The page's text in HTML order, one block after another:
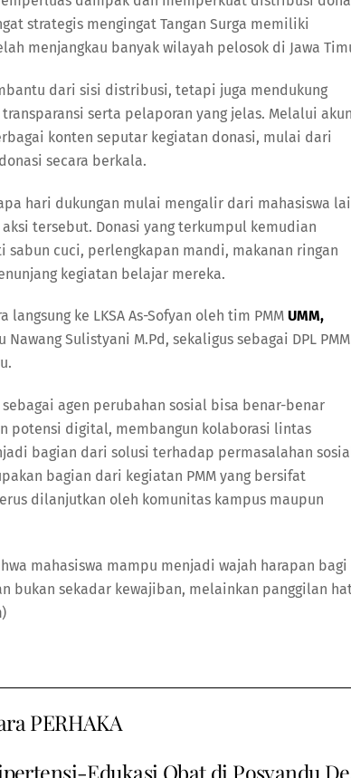
strategis mengingat Tangan Surga memiliki
menjangkau banyak wilayah pelosok di Jawa
dari sisi distribusi, tetapi juga mendukung
serta pelaporan yang jelas. Melalui akun
konten seputar kegiatan donasi, mulai dari
secara berkala.
hari dukungan mulai mengalir dari mahasiswa
tersebut. Donasi yang terkumpul kemudian
cuci, perlengkapan mandi, makanan ringan
kegiatan belajar mereka.
ke LKSA As-Sofyan oleh tim PMM UMM,
Sulistyani M.Pd, sekaligus sebagai DPL PMM
agen perubahan sosial bisa benar-benar
potensi digital, membangun kolaborasi lintas
bagian dari solusi terhadap permasalahan
bagian dari kegiatan PMM yang bersifat
dilanjutkan oleh komunitas kampus maupun
mahasiswa mampu menjadi wajah harapan bagi
bukan sekadar kewajiban, melainkan panggilan
)
PERHAKA
Edukasi Obat di Posyandu